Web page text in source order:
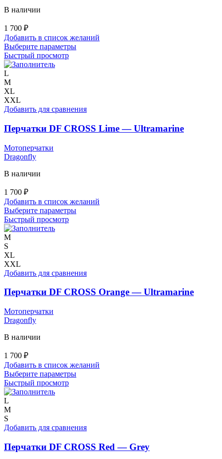
В наличии
1 700 ₽
Добавить в список желаний
Выберите параметрыЭтот
выбрать
странице
товара.
Быстрый просмотр
L
M
XL
XXL
Добавить для сравнения
Перчатки DF CROSS Lime — Ultramarine
Мотоперчатки
Dragonfly
В наличии
1 700 ₽
Добавить в список желаний
Выберите параметрыЭтот
выбрать
странице
Быстрый просмотр
M
S
XL
XXL
Добавить для сравнения
Перчатки DF CROSS Orange — Ultramarine
Мотоперчатки
Dragonfly
В наличии
1 700 ₽
Добавить в список желаний
Выберите параметрыЭтот
можно
на
странице
Быстрый просмотр
L
M
S
Добавить для сравнения
Перчатки DF CROSS Red — Grey